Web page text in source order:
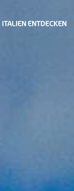
ITALIEN ENTDECKEN